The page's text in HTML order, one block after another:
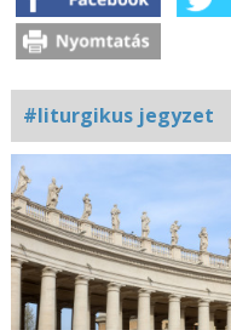
#liturgikus jegyzet
Kapcsolódó
fotógaléria